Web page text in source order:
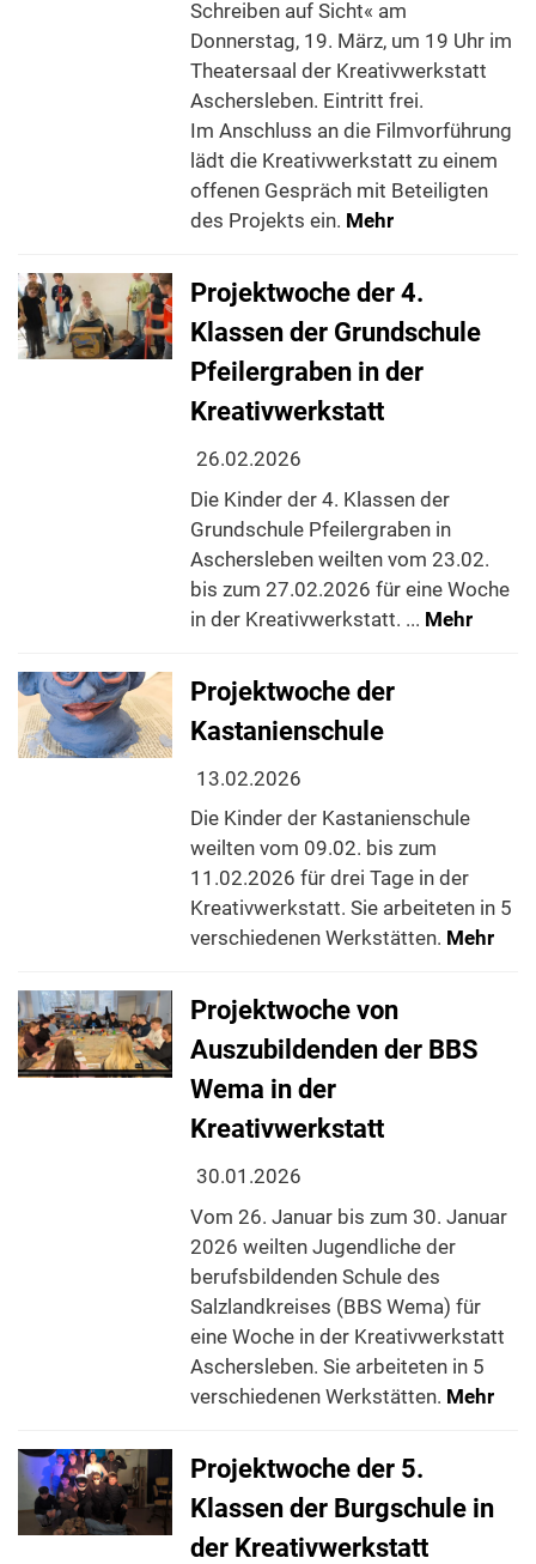
Schreiben auf Sicht« am
Donnerstag, 19. März, um 19 Uhr im
Theatersaal der Kreativwerkstatt
Aschersleben. Eintritt frei.
Im Anschluss an die Filmvorführung
lädt die Kreativwerkstatt zu einem
offenen Gespräch mit Beteiligten
des Projekts ein. Mehr
Projektwoche der 4.
Klassen der Grundschule
Pfeilergraben in der
Kreativwerkstatt
26.02.2026
Die Kinder der 4. Klassen der
Grundschule Pfeilergraben in
Aschersleben weilten vom 23.02.
bis zum 27.02.2026 für eine Woche
in der Kreativwerkstatt. ... Mehr
Projektwoche der
Kastanienschule
13.02.2026
Die Kinder der Kastanienschule
weilten vom 09.02. bis zum
11.02.2026 für drei Tage in der
Kreativwerkstatt. Sie arbeiteten in 5
verschiedenen Werkstätten. Mehr
Projektwoche von
Auszubildenden der BBS
Wema in der
Kreativwerkstatt
30.01.2026
Vom 26. Januar bis zum 30. Januar
2026 weilten Jugendliche der
berufsbildenden Schule des
Salzlandkreises (BBS Wema) für
eine Woche in der Kreativwerkstatt
Aschersleben. Sie arbeiteten in 5
verschiedenen Werkstätten. Mehr
Projektwoche der 5.
Klassen der Burgschule in
der Kreativwerkstatt